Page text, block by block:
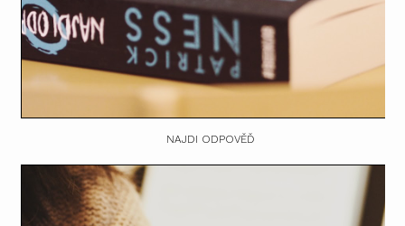
NAJDI ODPOVĚĎ